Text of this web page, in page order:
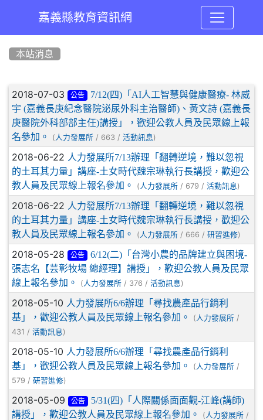
嘉義縣教育資訊網
本站消息
文章列表
2018-07-03 公告
7/12(四)「AI人工智慧與健康醫療- 林威
宇 (嘉義長庚紀念醫院泌尿外科主治醫師)、黃文詩 (嘉義長
庚醫院外科部部主任)講授」，歡迎公教人員及民眾線上報
名參加。
( 人力發展所 / 663 / 活動訊息 )
2018-06-22 人力發展所7/13辦理「翻轉逆境，難以忽視
的土耳其力量」講座-土女時代魏宗琳執行長講授，歡迎公
教人員及民眾線上報名參加。
( 人力發展所 / 679 / 活動訊息 )
2018-06-22 人力發展所7/13辦理「翻轉逆境，難以忽視
的土耳其力量」講座-土女時代魏宗琳執行長講授，歡迎公
教人員及民眾線上報名參加。
( 人力發展所 / 666 / 研習進修)
2018-05-28 公告
6/12(二)「台灣小農的品牌建立與困境-
張志名【芸彰牧場 總經理】講授」，歡迎公教人員及民眾
線上報名參加。
( 人力發展所 / 376 / 活動訊息 )
2018-05-10 人力發展所6/6辦理「尋找農產品行銷利
基」，歡迎公教人員及民眾線上報名參加。
( 人力發展所 /
431 / 活動訊息 )
2018-05-10 人力發展所6/6辦理「尋找農產品行銷利
基」，歡迎公教人員及民眾線上報名參加。
( 人力發展所 /
579 / 研習進修)
2018-05-09 公告
5/31(四)「人際關係面面觀-江峰(講師)
講授」，歡迎公教人員及民眾線上報名參加。
( 人力發展所 /